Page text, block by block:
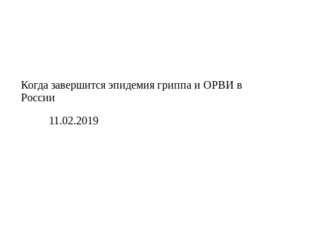
Когда завершится эпидемия гриппа и ОРВИ в
России
11.02.2019